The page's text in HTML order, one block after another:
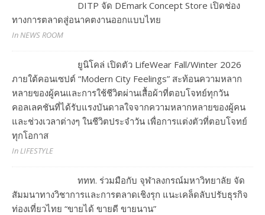
DITP จัด DEmark Concept Store เปิดช่อง
ทางการตลาดสู่อนาคตงานออกแบบไทย
In NEWS ROOM
ยูนิโคล่ เปิดตัว LifeWear Fall/Winter 2026
ภายใต้คอนเซปต์ “Modern City Feelings” สะท้อนความหลาก
หลายของผู้คนและการใช้ชีวิตผ่านเสื้อผ้าที่ตอบโจทย์ทุกวัน
คอลเลคชันที่ได้รับแรงบันดาลใจจากความหลากหลายของผู้คน
และช่วงเวลาต่างๆ ในชีวิตประจำวัน เพื่อการแต่งตัวที่ตอบโจทย์
ทุกโอกาส
In LIFESTYLE
ททท. ร่วมมือกับ จุฬาลงกรณ์มหาวิทยาลัย จัด
สัมมนาทางวิชาการและการตลาดเชิงรุก แนะเคล็ดลับปรับธุรกิจ
ท่องเที่ยวไทย “ขายได้ ขายดี ขายนาน”